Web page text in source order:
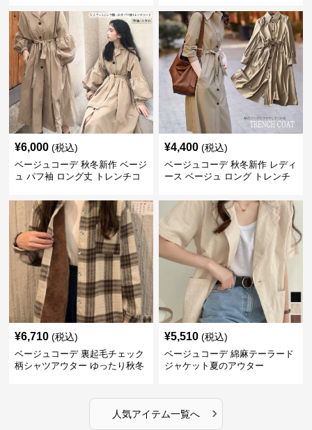
¥6,000 (税込)
ベージュコーデ 秋冬新作 ベージ
ュ パフ袖 ロング丈 トレンチコ
¥4,400 (税込)
ベージュコーデ 秋冬新作 レディ
ース ベージュ ロング トレンチ
¥6,710 (税込)
ベージュコーデ 裏起毛チェック
柄シャツアウター ゆったり秋冬
¥5,510 (税込)
ベージュコーデ 綿麻テーラード
ジャケット夏のアウター
人気アイテム一覧へ ›